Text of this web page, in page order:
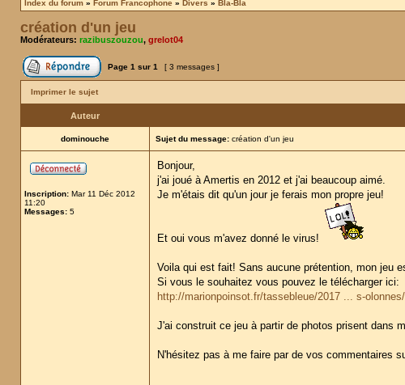
Index du forum » Forum Francophone » Divers » Bla-Bla
création d'un jeu
Modérateurs: razibuszouzou, grelot04
Page 1 sur 1 [ 3 messages ]
Imprimer le sujet
Auteur
dominouche Sujet du message: création d'un jeu
Inscription: Mar 11 Déc 2012
11:20
Messages: 5
Bonjour,
j'ai joué à Amertis en 2012 et j'ai beaucoup aimé.
Je m'étais dit qu'un jour je ferais mon propre jeu!
Et oui vous m'avez donné le virus!
Voila qui est fait! Sans aucune prétention, mon jeu
Si vous le souhaitez vous pouvez le télécharger ici:
http://marionpoinsot.fr/tassebleue/2017 ... s-olonnes/
J'ai construit ce jeu à partir de photos prisent dans
N'hésitez pas à me faire par de vos commentaires